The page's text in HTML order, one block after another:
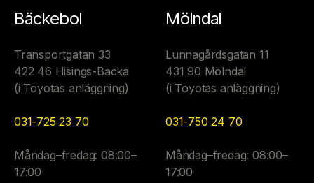
Bäckebol
Transportgatan 33
422 46 Hisings-Backa
(i Toyotas anläggning)
031-725 23 70
Måndag–fredag: 08:00–
17:00
Mölndal
Lunnagårdsgatan 11
431 90 Mölndal
(i Toyotas anläggning)
031-750 24 70
Måndag–fredag: 08:00–
17:00